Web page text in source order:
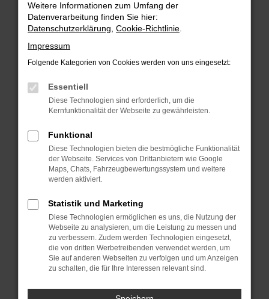
Überprüfe deine Firewall und deine
Internetverbindung.
Laden andere Webseiten, zum Beispiel deine
Suchmaschine?
Prüfe deine Browsererweiterungen.
können das Laden bestimmter Seiten
verhindern. Funktioniert die Seite in einem
Fenster?
Starte dein Gerät neu.
Das kann manchmal helfen, vorübergehende
Probleme zu beheben.
Betriebssystem auf dem neuesten Stand
sind.
Veraltete Software birgt nicht nur ein
Sicherheitsrisiko, sondern kann auch dazu
führen, dass bestimmte Funktionen nicht mehr
unterstützt werden.
Wende dich an den Webseitenbetreiber.
Weitere Informationen zum Umfang der
Datenverarbeitung finden Sie hier:
Datenschutzerklärung Cookie-Richtlinie
Impressum
Folgende Kategorien von Cookies werden von uns eingesetzt:
Essentiell
Diese Technologien sind erforderlich, um die
Kernfunktionalität der Webseite zu gewährleisten.
Funktional
Diese Technologien bieten die bestmögliche Funktionalität
der Webseite. Services von Drittanbietern wie Google
Maps, Chats, Fahrzeugbewertungssystem und weitere
werden aktiviert.
Statistik und Marketing
Diese Technologien ermöglichen es uns, die Nutzung der
Webseite zu analysieren, um die Leistung zu messen und
zu verbessern. Zudem werden Technologien eingesetzt,
die von dritten Werbetreibenden verwendet werden, um
Sie auf anderen Webseiten zu verfolgen und um Anzeigen
zu schalten, die für Ihre Interessen relevant sind.